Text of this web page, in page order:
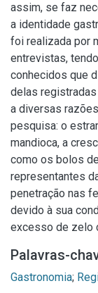
assim, se faz
a identidade
foi realizada por
entrevistas,
conhecidos que
delas
a diversas
pesquisa: o
mandioca, a
como os bolos
representantes
penetração nas
devido à sua
excesso de zelo
Palavras-
Gastronomia;